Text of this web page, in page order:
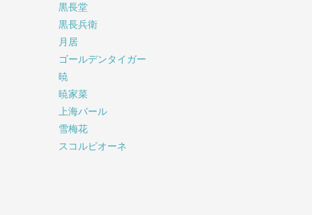
黒長堂
黒長兵衛
月居
ゴールデンタイガー
暁
暁家菜
上海バール
雪梅花
スコルピオーネ